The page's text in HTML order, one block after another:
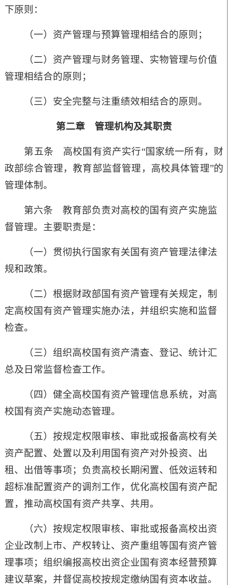
下原则：
（一）资产管理与预算管理相结合的原则；
（二）资产管理与财务管理、实物管理与价值
管理相结合的原则；
（三）安全完整与注重绩效相结合的原则。
第二章 管理机构及其职责
第五条 高校国有资产实行“国家统一所有，财
政部综合管理，教育部监督管理，高校具体管理”的
管理体制。
第六条 教育部负责对高校的国有资产实施监
督管理。主要职责是：
（一）贯彻执行国家有关国有资产管理法律法
规和政策。
（二）根据财政部国有资产管理有关规定，制
定高校国有资产管理实施办法，并组织实施和监督
检查。
（三）组织高校国有资产清查、登记、统计汇
总及日常监督检查工作。
（四）健全高校国有资产管理信息系统，对高
校国有资产实施动态管理。
（五）按规定权限审核、审批或报备高校有关
资产配置、处置以及利用国有资产对外投资、出
租、出借等事项；负责高校长期闲置、低效运转和
超标准配置资产的调剂工作，优化高校国有资产配
置，推动高校国有资产共享、共用。
（六）按规定权限审核、审批或报备高校出资
企业改制上市、产权转让、资产重组等国有资产管
理事项；组织编报高校出资企业国有资本经营预算
建议草案，并督促高校按规定缴纳国有资本收益。